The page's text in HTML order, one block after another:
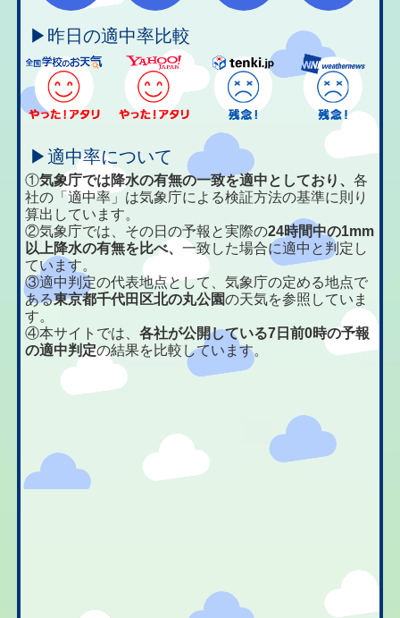
▶昨日の適中率比較
▶適中率について
①気象庁では降水の有無の一致を適中としており、各
社の「適中率」は気象庁による検証方法の基準に則り
算出しています。
②気象庁では、その日の予報と実際の24時間中の1mm
以上降水の有無を比べ、一致した場合に適中と判定し
ています。
③適中判定の代表地点として、気象庁の定める地点で
ある東京都千代田区北の丸公園の天気を参照していま
す。
④本サイトでは、各社が公開している7日前0時の予報
の適中判定の結果を比較しています。